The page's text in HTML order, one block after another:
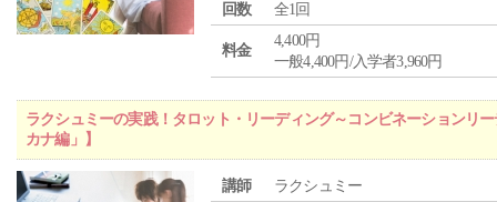
回数
全1回
料金
4,400円
一般4,400円/入学者3,960円
ラクシュミーの実践！タロット・リーディング～コンビネーションリ
カナ編」】
講師
ラクシュミー